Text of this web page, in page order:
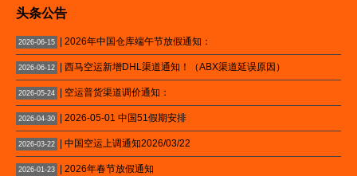
头条公告
2026-06-15 | 2026年中国仓库端午节放假通知：
2026-06-12 | 西马空运新增DHL渠道通知！（ABX渠道延误原因）
2026-05-24 | 空运普货渠道调价通知：
2026-04-30 | 2026-05-01 中国51假期安排
2026-03-22 | 中国空运上调通知2026/03/22
2026-01-23 | 2026年春节放假通知